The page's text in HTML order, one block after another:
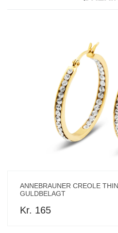
ANNEBRAUNER CREOLE
GULDBELAGT
Kr. 165